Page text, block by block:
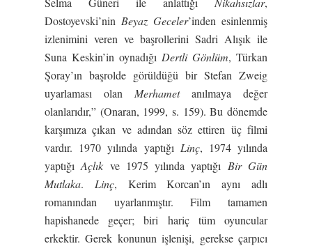
Dostoyevski’nin Beyaz Geceler’inden esinlenmiş
izlenimini veren ve başrollerini Sadri Alışık ile
Suna Keskin’in oynadığı Dertli Gönlüm, Türkan
Şoray’ın başrolde görüldüğü bir Stefan Zweig
uyarlaması olan Merhametanılmaya değer
olanlarıdır,” (Onaran, 1999, s. 159). Bu dönemde
karşımıza çıkan ve adından söz ettiren üç filmi
vardır. 1970 yılında yaptığı Linç, 1974 yılında
yaptığıAçlık ve 1975 yılında yaptığı Bir Gün
Mutlaka. Linç, Kerim Korcan’ın aynı adlı
romanından uyarlanmıştır. Film tamamen
hapishanede geçer; biri hariç tüm oyuncular
erkektir. Gerek konunun işlenişi, gerekse çarpıcı